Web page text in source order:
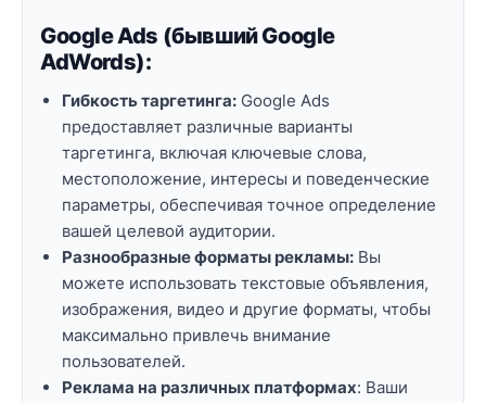
Google Ads (бывший Google
AdWords):
Гибкость таргетинга: Google Ads
предоставляет различные варианты
таргетинга, включая ключевые слова,
местоположение, интересы и поведенческие
параметры, обеспечивая точное определение
вашей целевой аудитории.
Разнообразные форматы рекламы: Вы
можете использовать текстовые объявления,
изображения, видео и другие форматы, чтобы
максимально привлечь внимание
пользователей.
Реклама на различных платформах: Ваши